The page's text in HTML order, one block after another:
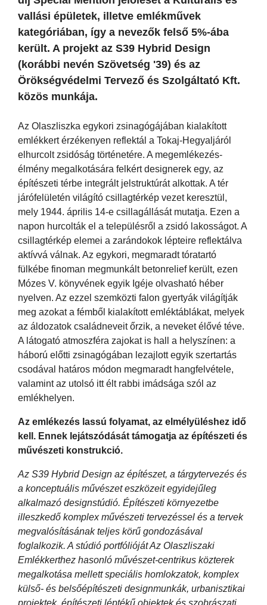
vallási épületek, illetve emlékművek
kategóriában, így a nevezők felső 5%-ába
került. A projekt az S39 Hybrid Design
(korábbi nevén Szövetség '39) és az
Örökségvédelmi Tervező és Szolgáltató Kft.
közös munkája.
Az Olaszliszka egykori zsinagógájában kialakított
emlékkert érzékenyen reflektál a Tokaj-Hegyaljáról
elhurcolt zsidóság történetére. A megemlékezés-
élmény megalkotására felkért designerek egy, az
építészeti térbe integrált jelstruktúrát alkottak. A tér
járófelületén világító csillagtérkép vezet keresztül,
mely 1944. április 14-e csillagállását mutatja. Ezen a
napon hurcolták el a településről a zsidó lakosságot. A
csillagtérkép elemei a zarándokok lépteire reflektálva
aktívvá válnak. Az egykori, megmaradt tóratartó
fülkébe finoman megmunkált betonrelief került, ezen
Mózes V. könyvének egyik Igéje olvasható héber
nyelven. Az ezzel szemközti falon gyertyák világítják
meg azokat a fémből kialakított emléktáblákat, melyek
az áldozatok családneveit őrzik, a neveket élővé téve.
A látogató atmoszféra zajokat is hall a helyszínen: a
háború előtti zsinagógában lezajlott egyik szertartás
csodával határos módon megmaradt hangfelvétele,
valamint az utolsó itt élt rabbi imádsága szól az
emlékhelyen.
Az emlékezés lassú folyamat, az elmélyüléshez idő
kell. Ennek lejátszódását támogatja az építészeti és
művészeti konstrukció.
Az S39 Hybrid Design az építészet, a tárgytervezés és
a konceptuális művészet eszközeit egyidejűleg
alkalmazó designstúdió. Építészeti környezetbe
illeszkedő komplex művészeti tervezéssel és a tervek
megvalósításának teljes körű gondozásával
foglalkozik. A stúdió portfólióját Az Olaszliszaki
Emlékkerthez hasonló művészet-centrikus közterek
megalkotása mellett speciális homlokzatok, komplex
külső- és belsőépítészeti designmunkák, urbanisztikai
projektek, építészeti léptékű objektek és szobrászati